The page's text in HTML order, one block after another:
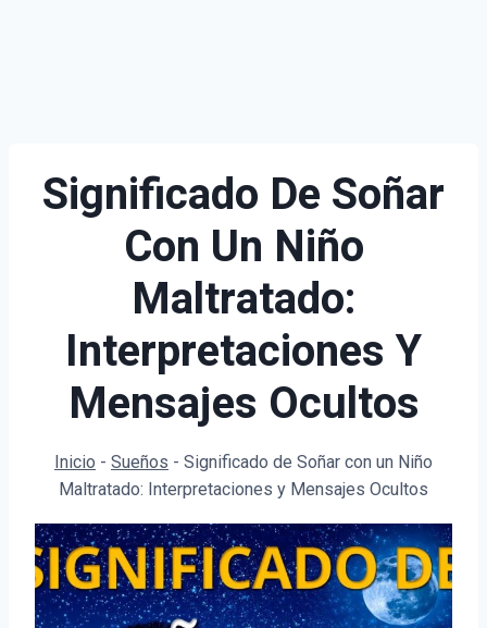
Significado De Soñar
Con Un Niño
Maltratado:
Interpretaciones Y
Mensajes Ocultos
Inicio - Sueños - Significado de Soñar con un Niño
Maltratado: Interpretaciones y Mensajes Ocultos